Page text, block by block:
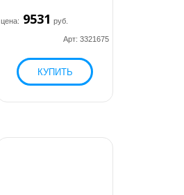
цена: 9531 руб.
Арт: 3321675